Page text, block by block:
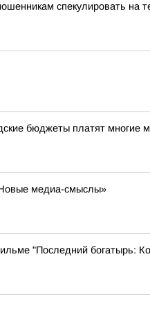
спекулировать на
бюджеты платят многие
медиа-смыслы»
"Последний богатырь: